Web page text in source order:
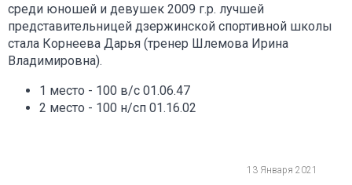
среди юношей и девушек 2009 г.р. лучшей
представительницей дзержинской спортивной школы
стала Корнеева Дарья (тренер Шлемова Ирина
Владимировна).
1 место - 100 в/с 01.06.47
2 место - 100 н/сп 01.16.02
13 Января 2021